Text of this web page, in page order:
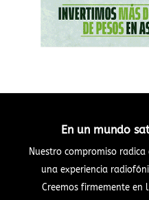
En un mundo
Nuestro compromiso
una experiencia
Creemos firmemente